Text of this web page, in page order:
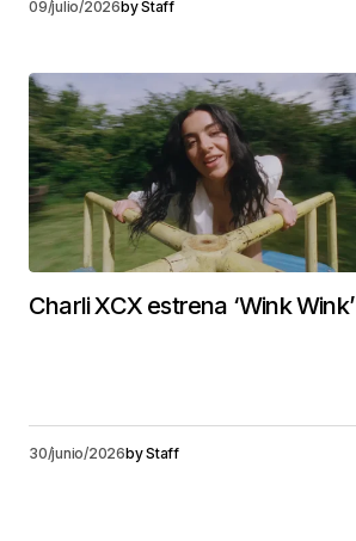
09/julio/2026byStaff
Charli XCX estrena ‘Wink Wink’
30/junio/2026byStaff